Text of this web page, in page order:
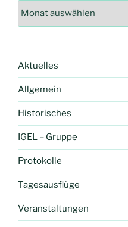
Archiv
Aktuelles
Allgemein
Historisches
IGEL – Gruppe
Protokolle
Tagesausflüge
Veranstaltungen